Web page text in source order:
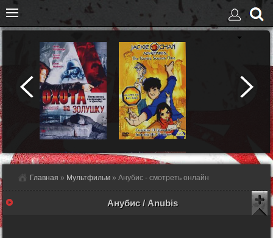
Главная » Мультфильм » Анубис - смотреть онлайн
Анубис / Anubis